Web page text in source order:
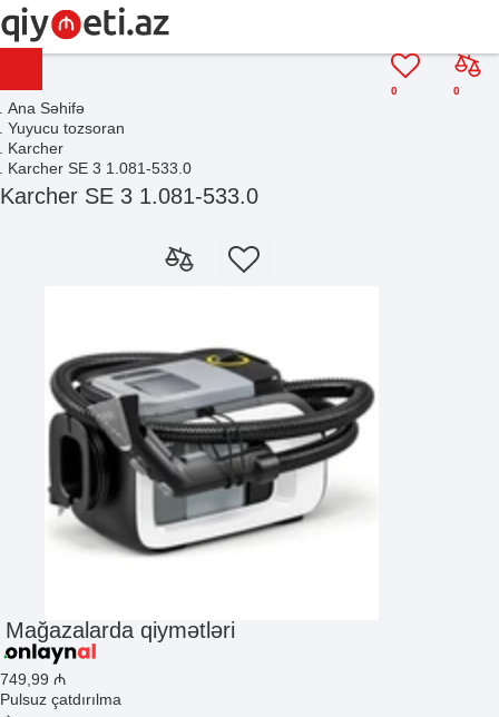
0
0
Ana Səhifə
Yuyucu tozsoran
Karcher
Karcher SE 3 1.081-533.0
Karcher SE 3 1.081-533.0
Mağazalarda qiymətləri
749 ,99 ₼
Pulsuz çatdırılma